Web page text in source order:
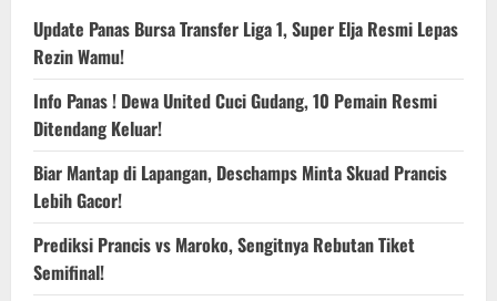
Update Panas Bursa Transfer Liga 1, Super Elja Resmi Lepas
Rezin Wamu!
Info Panas ! Dewa United Cuci Gudang, 10 Pemain Resmi
Ditendang Keluar!
Biar Mantap di Lapangan, Deschamps Minta Skuad Prancis
Lebih Gacor!
Prediksi Prancis vs Maroko, Sengitnya Rebutan Tiket
Semifinal!